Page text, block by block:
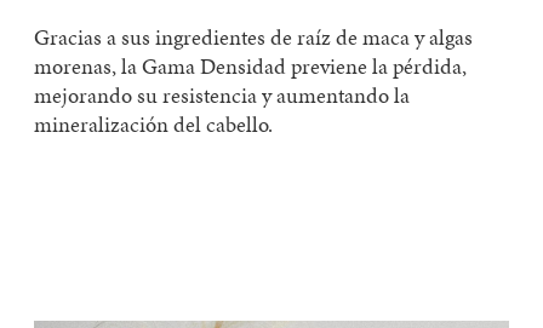
Gracias a sus ingredientes de raíz de maca y algas
morenas, la Gama Densidad previene la pérdida,
mejorando su resistencia y aumentando la
mineralización del cabello.